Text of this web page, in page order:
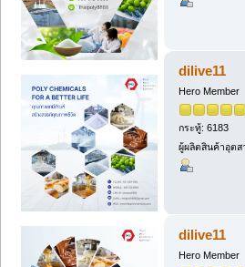
dilive11
Hero Member
กระทู้: 6183
ผู้ผลิตสินค้าอุต
dilive11
Hero Member